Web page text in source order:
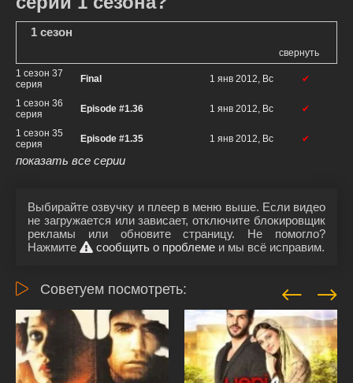
1 сезон
свернуть
1 сезон 37
серия
Final 1 янв 2012, Вс ✔
1 сезон 36
серия
Episode #1.36 1 янв 2012, Вс ✔
1 сезон 35
серия
Episode #1.35 1 янв 2012, Вс ✔
показать все серии
Выбирайте озвучку и плеер в меню выше. Если видео
не загружается или зависает, отключите блокировщик
рекламы или обновите страницу. Не помогло?
Нажмите
сообщить о проблеме и мы всё исправим.
Советуем посмотреть: